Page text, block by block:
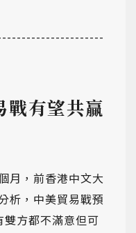
戰有望共贏
月，前香港中文大
析，中美貿易戰預
方都不滿意但可